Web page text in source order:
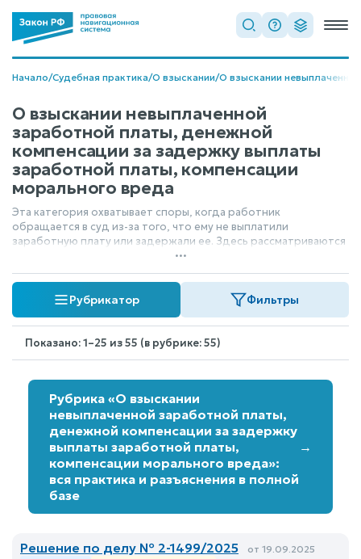
Начало/Судебная практика/О взыскании/О взыскании
О взыскании невыплаченной
заработной платы, денежной
компенсации за задержку выплаты
заработной платы, компенсации
морального вреда
Эта категория охватывает споры, когда работник
обращается в суд из-за того, что ему не выплатили
заработную плату или задержали ее. Здесь рассматриваются
требования о получении причитающихся денег, а также
вопросы компенсации за эту задержку. Кроме того, сюда
относятся иски о возмещении морального вреда,
причиненного нарушением трудовых прав.
...
Рубрикатор Фильтры
Показано: 1–25 из 55 (в рубрике: 55)
Рубрика «О взыскании
невыплаченной заработной платы,
денежной компенсации за задержку
выплаты заработной платы,
компенсации морального вреда»:
вся практика и разъяснения в полной
базе
→
Решение по делу № 2-1499/2025 от 19.09.2025